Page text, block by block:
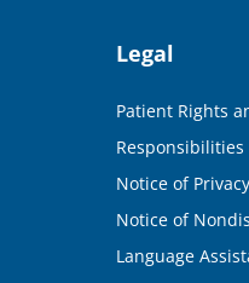
Legal
Patient Rights
Responsibilities
Notice of
Notice of
Language